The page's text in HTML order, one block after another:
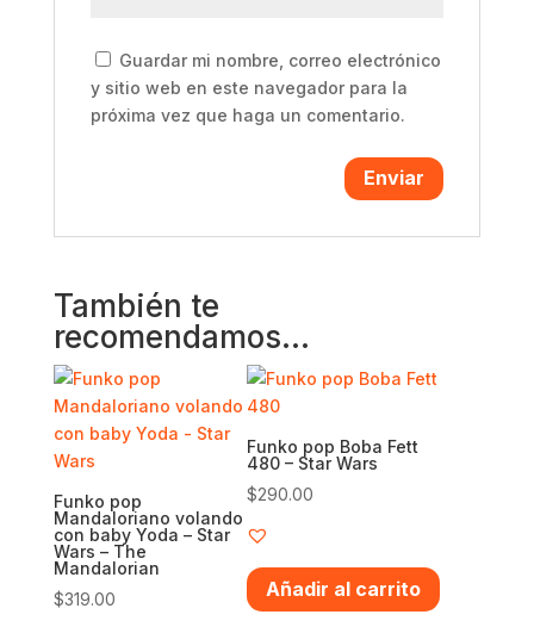
Guardar mi nombre, correo electrónico
y sitio web en este navegador para la
próxima vez que haga un comentario.
También te
recomendamos…
Funko pop
Mandaloriano volando
con baby Yoda – Star
Wars – The
Mandalorian
$319.00
Funko pop Boba Fett
480 – Star Wars
$290.00
Añadir al carrito